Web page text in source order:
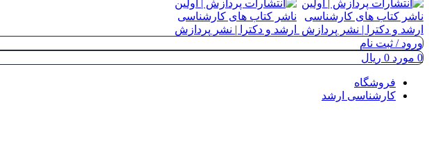
ورود / ثبت نام
0 مورد 0 ریال
فروشگاه
کارشناسی ارشد